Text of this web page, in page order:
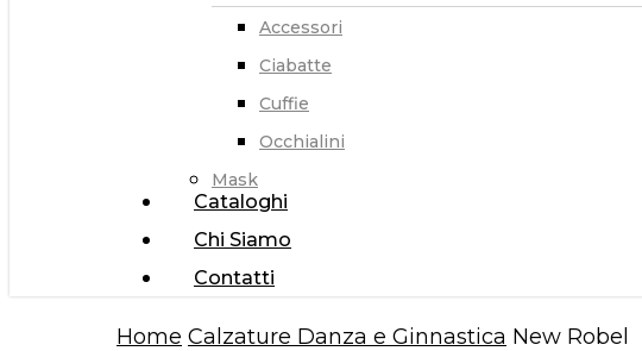
Accessori
Ciabatte
Cuffie
Occhialini
Mask
Cataloghi
Chi Siamo
Contatti
Home Calzature Danza e Ginnastica New Robel